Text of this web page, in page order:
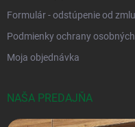
Formulár - odstúpenie od
Podmienky ochrany
Moja objednávka
NAŠA PREDAJŇA